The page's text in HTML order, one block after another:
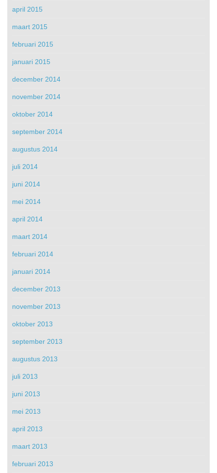
april 2015
maart 2015
februari 2015
januari 2015
december 2014
november 2014
oktober 2014
september 2014
augustus 2014
juli 2014
juni 2014
mei 2014
april 2014
maart 2014
februari 2014
januari 2014
december 2013
november 2013
oktober 2013
september 2013
augustus 2013
juli 2013
juni 2013
mei 2013
april 2013
maart 2013
februari 2013